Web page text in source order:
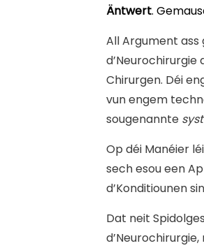
Äntwert.
All Argument ass
Chirurgen. Déi
vun engem
sougenannte
Op déi Manéier
sech esou een
d’Konditiounen
Dat neit